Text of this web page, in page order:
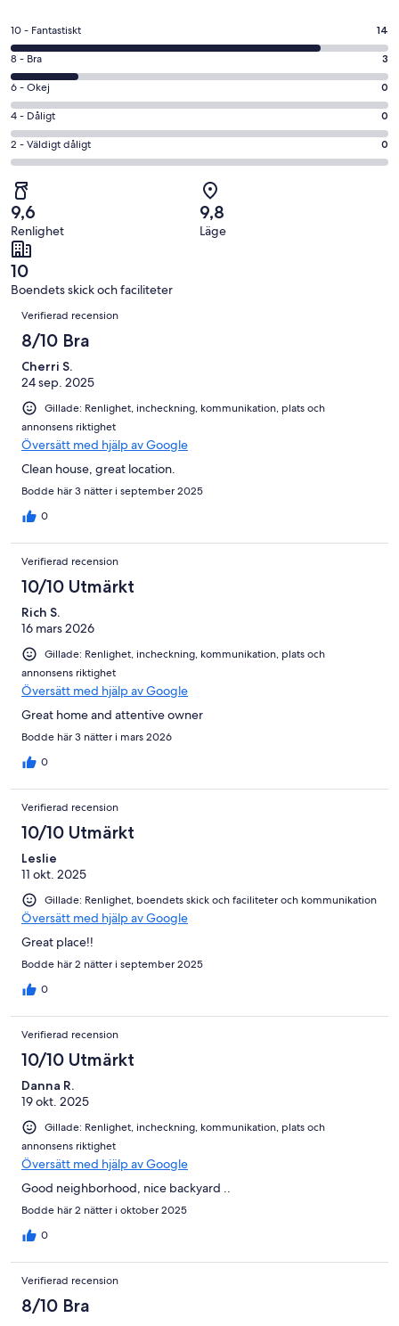
ett
nytt
fönster
10
-
Fantastiskt
i
betyg.
14
av
17
recensioner
10 - Fantastiskt 14
8
-
Bra
i
betyg.
3
av
17
recensioner
8 - Bra 3
6
-
Okej
i
betyg.
0
av
17
recensioner
6 - Okej 0
4
-
Dåligt
betyg.
0
av
17
recensioner
4 - Dåligt 0
2
-
Väldigt
dåligt
i
betyg.
0
av
17
recensioner
2 - Väldigt dåligt 0
9,6
Renlighet
9,8
Läge
10
Boendets skick och faciliteter
Recensioner
Verifierad recension
8/10 Bra
Cherri S.
24 sep. 2025
Gillade: Renlighet, incheckning, kommunikation, plats och
annonsens riktighet
Översätt med hjälp av Google
Clean house, great location.
Bodde här 3 nätter i september 2025
0
Verifierad recension
10/10 Utmärkt
Rich S.
16 mars 2026
Gillade: Renlighet, incheckning, kommunikation, plats och
annonsens riktighet
Översätt med hjälp av Google
Great home and attentive owner
Bodde här 3 nätter i mars 2026
0
Verifierad recension
10/10 Utmärkt
Leslie
11 okt. 2025
Gillade: Renlighet, boendets skick och faciliteter och kommunikation
Översätt med hjälp av Google
Great place!!
Bodde här 2 nätter i september 2025
0
Verifierad recension
10/10 Utmärkt
Danna R.
19 okt. 2025
Gillade: Renlighet, incheckning, kommunikation, plats och
annonsens riktighet
Översätt med hjälp av Google
Good neighborhood, nice backyard ..
Bodde här 2 nätter i oktober 2025
0
Verifierad recension
8/10 Bra